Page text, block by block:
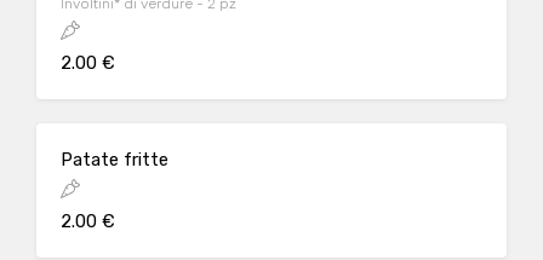
Involtini* di verdure - 2 pz
2.00 €
Patate fritte
2.00 €